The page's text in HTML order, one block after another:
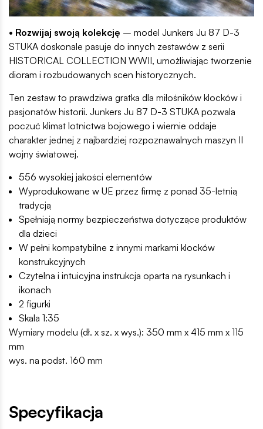
• Rozwijaj swoją kolekcję – model Junkers Ju 87 D-3
STUKA doskonale pasuje do innych zestawów z serii
HISTORICAL COLLECTION WWII, umożliwiając tworzenie
dioram i rozbudowanych scen historycznych.
Ten zestaw to prawdziwa gratka dla miłośników klocków i
pasjonatów historii. Junkers Ju 87 D-3 STUKA pozwala
poczuć klimat lotnictwa bojowego i wiernie oddaje
charakter jednej z najbardziej rozpoznawalnych maszyn II
wojny światowej.
556 wysokiej jakości elementów
Wyprodukowane w UE przez firmę z ponad 35-letnią
tradycją
Spełniają normy bezpieczeństwa dotyczące produktów
dla dzieci
W pełni kompatybilne z innymi markami klocków
konstrukcyjnych
Czytelna i intuicyjna instrukcja oparta na rysunkach i
ikonach
2 figurki
Skala 1:35
Wymiary modelu (dł. x sz. x wys.): 350 mm x 415 mm x 115
mm
wys. na podst. 160 mm
Specyfikacja